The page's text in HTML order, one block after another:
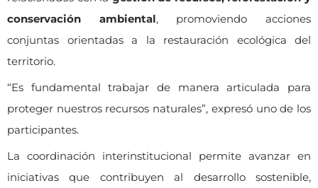
conservación ambiental, promoviendo acciones
conjuntas orientadas a la restauración ecológica del
territorio.
“Es fundamental trabajar de manera articulada para
proteger nuestros recursos naturales”, expresó uno de los
participantes.
La coordinación interinstitucional permite avanzar en
iniciativas que contribuyen al desarrollo sostenible,